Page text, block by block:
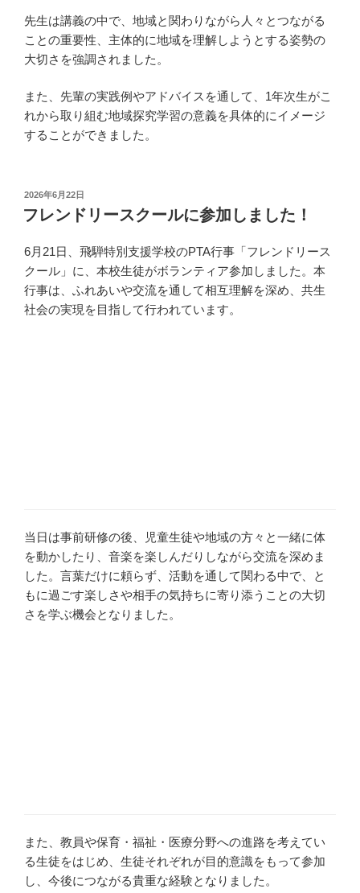
先生は講義の中で、地域と関わりながら人々とつながる
ことの重要性、主体的に地域を理解しようとする姿勢の
大切さを強調されました。
また、先輩の実践例やアドバイスを通して、1年次生がこ
れから取り組む地域探究学習の意義を具体的にイメージ
することができました。
投
稿
日:
2026年6月22日
フレンドリースクールに参加しました！
6月21日、飛騨特別支援学校のPTA行事「フレンドリース
クール」に、本校生徒がボランティア参加しました。本
行事は、ふれあいや交流を通して相互理解を深め、共生
社会の実現を目指して行われています。
当日は事前研修の後、児童生徒や地域の方々と一緒に体
を動かしたり、音楽を楽しんだりしながら交流を深めま
した。言葉だけに頼らず、活動を通して関わる中で、と
もに過ごす楽しさや相手の気持ちに寄り添うことの大切
さを学ぶ機会となりました。
また、教員や保育・福祉・医療分野への進路を考えてい
る生徒をはじめ、生徒それぞれが目的意識をもって参加
し、今後につながる貴重な経験となりました。